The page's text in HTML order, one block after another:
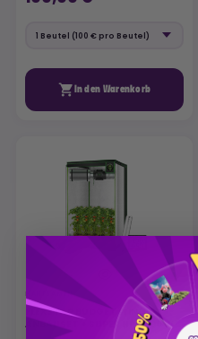
 In den Warenkorb
FLEXSTAR BUDGET WING
ANBAUSET + SUPER HPS 600 W